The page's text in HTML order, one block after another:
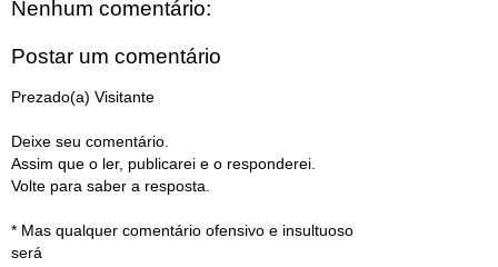
Nenhum comentário:
Postar um comentário
Prezado(a) Visitante
Deixe seu comentário.
Assim que o ler, publicarei e o responderei.
Volte para saber a resposta.
* Mas qualquer comentário ofensivo e insultuoso
será